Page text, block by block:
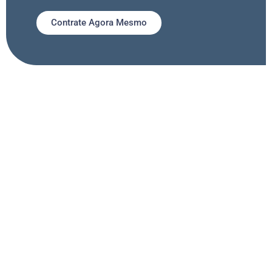
Contrate Agora Mesmo